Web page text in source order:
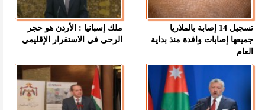
تسجيل 14 إصابة بالملاريا
جميعها إصابات وافدة منذ بداية
العام
ملك إسبانيا : الأردن هو حجر
الرحى في الاستقرار الإقليمي